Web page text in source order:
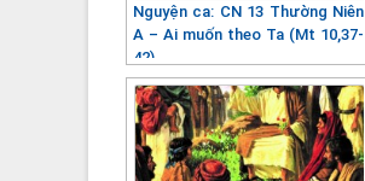
Nguyện ca: CN 13 Thường Niên
A – Ai muốn theo Ta (Mt 10,37-
42)